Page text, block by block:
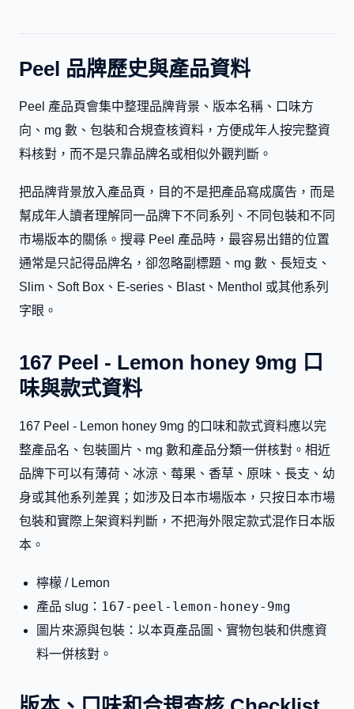
Peel 品牌歷史與產品資料
Peel 產品頁會集中整理品牌背景、版本名稱、口味方
向、mg 數、包裝和合規查核資料，方便成年人按完整資
料核對，而不是只靠品牌名或相似外觀判斷。
把品牌背景放入產品頁，目的不是把產品寫成廣告，而是
幫成年人讀者理解同一品牌下不同系列、不同包裝和不同
市場版本的關係。搜尋 Peel 產品時，最容易出錯的位置
通常是只記得品牌名，卻忽略副標題、mg 數、長短支、
Slim、Soft Box、E-series、Blast、Menthol 或其他系列
字眼。
167 Peel - Lemon honey 9mg 口
味與款式資料
167 Peel - Lemon honey 9mg 的口味和款式資料應以完
整產品名、包裝圖片、mg 數和產品分類一併核對。相近
品牌下可以有薄荷、冰涼、莓果、香草、原味、長支、幼
身或其他系列差異；如涉及日本市場版本，只按日本市場
包裝和實際上架資料判斷，不把海外限定款式混作日本版
本。
檸檬 / Lemon
產品 slug： 167-peel-lemon-honey-9mg
圖片來源與包裝：以本頁產品圖、實物包裝和供應資
料一併核對。